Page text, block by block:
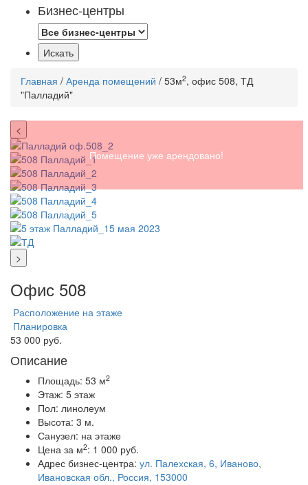
Бизнес-центры
Главная / Аренда помещений / 53м2, офис 508, ТД
"Палладий"
Помещение уже арендовано!
<
>
Офис 508
Расположение на этаже
Планировка
53 000 руб.
Описание
Площадь: 53 м2
Этаж: 5 этаж
Пол: линолеум
Высота: 3 м.
Санузел: на этаже
Цена за м2: 1 000 руб.
Адрес бизнес-центра: ул. Палехская, 6, Иваново,
Ивановская обл., Россия, 153000